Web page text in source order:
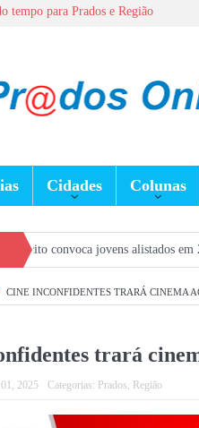
tempo para Prados e Região
Cidades Colunas
alistados em 2026 em Prados
CINE INCONFIDENTES TRARÁ CINEMA
trará
2025 Categorias: Prados, Região